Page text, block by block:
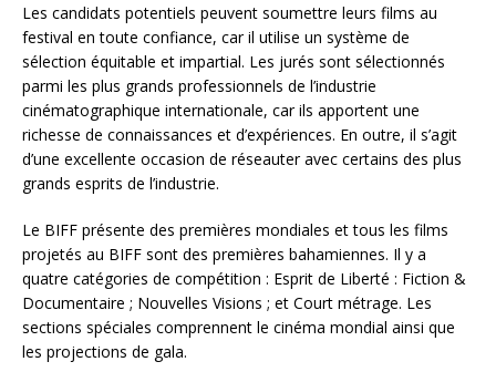
Les candidats potentiels peuvent soumettre leurs films au
festival en toute confiance, car il utilise un système de
sélection équitable et impartial. Les jurés sont sélectionnés
parmi les plus grands professionnels de l’industrie
cinématographique internationale, car ils apportent une
richesse de connaissances et d’expériences. En outre, il s’agit
d’une excellente occasion de réseauter avec certains des plus
grands esprits de l’industrie.
Le BIFF présente des premières mondiales et tous les films
projetés au BIFF sont des premières bahamiennes. Il y a
quatre catégories de compétition : Esprit de Liberté : Fiction &
Documentaire ; Nouvelles Visions ; et Court métrage. Les
sections spéciales comprennent le cinéma mondial ainsi que
les projections de gala.